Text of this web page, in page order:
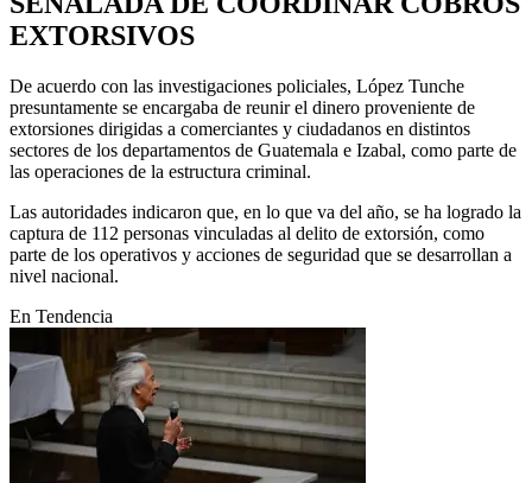
EXTORSIVOS
De acuerdo con las investigaciones policiales, López Tunche
presuntamente se encargaba de reunir el dinero proveniente de
extorsiones dirigidas a comerciantes y ciudadanos en distintos
sectores de los departamentos de Guatemala e Izabal, como parte de
las operaciones de la estructura criminal.
Las autoridades indicaron que, en lo que va del año, se ha logrado la
captura de 112 personas vinculadas al delito de extorsión, como
parte de los operativos y acciones de seguridad que se desarrollan a
nivel nacional.
En Tendencia